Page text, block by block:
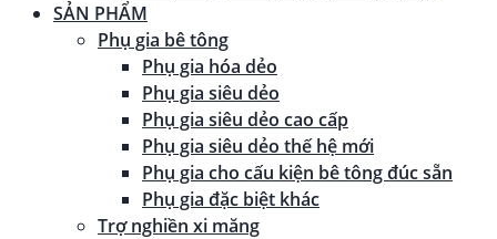
SẢN PHẨM
Phụ gia bê tông
Phụ gia hóa dẻo
Phụ gia siêu dẻo
Phụ gia siêu dẻo cao cấp
Phụ gia siêu dẻo thế hệ mới
Phụ gia cho cấu kiện bê tông đúc sẵn
Phụ gia đặc biệt khác
Trợ nghiền xi măng